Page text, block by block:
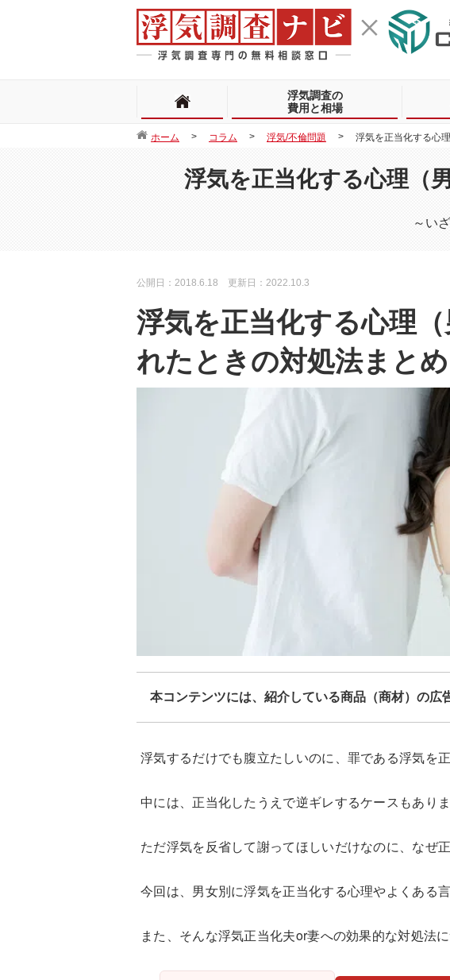
浮気調査の
費用と相場
ホーム コラム 浮気/不倫問題 浮気を正当化する心
浮気を正当化する心理（
～い
公開日：2018.6.18 更新日：2022.10.3
浮気を正当化する心理
れたときの対処法まとめ
本コンテンツには、紹介している商品（商材）の広
浮気するだけでも腹立たしいのに、罪である浮気を
中には、正当化したうえで逆ギレするケースもありま
ただ浮気を反省して謝ってほしいだけなのに、なぜ
今回は、男女別に浮気を正当化する心理やよくある
また、そんな浮気正当化夫or妻への効果的な対処法